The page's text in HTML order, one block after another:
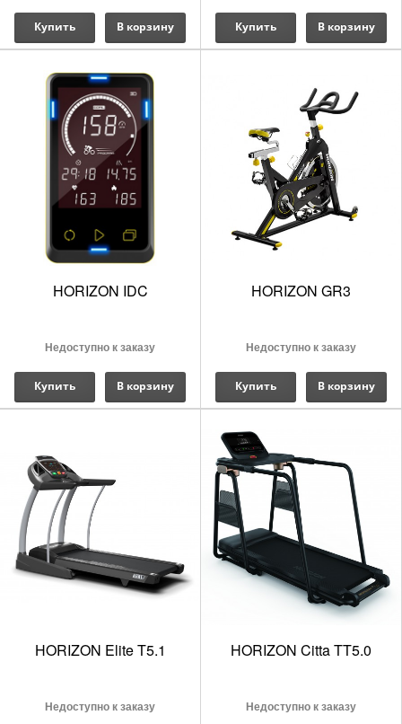
Купить В корзину Купить В корзину
HORIZON IDC
Недоступно к заказу
Купить В корзину
HORIZON GR3
Недоступно к заказу
Купить В корзину
HORIZON Elite T5.1
Недоступно к заказу
HORIZON Citta TT5.0
Недоступно к заказу